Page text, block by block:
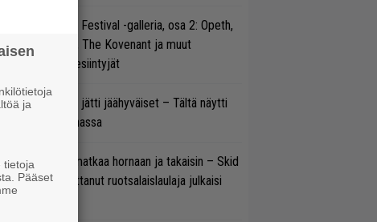
Hellsinki Metal Festival -galleria, osa 2: Opeth,
Paradise Lost, The Kovenant ja muut
päätöspäivän esiintyjät
Eppu Normaali jätti jäähyväiset – Tältä näytti
tunnelma Ratinassa
Erik Grönwall matkaa hornaan ja takaisin – Skid
Row’ssa vaikuttanut ruotsalaislaulaja julkaisi
ja
tietoja
Pääset